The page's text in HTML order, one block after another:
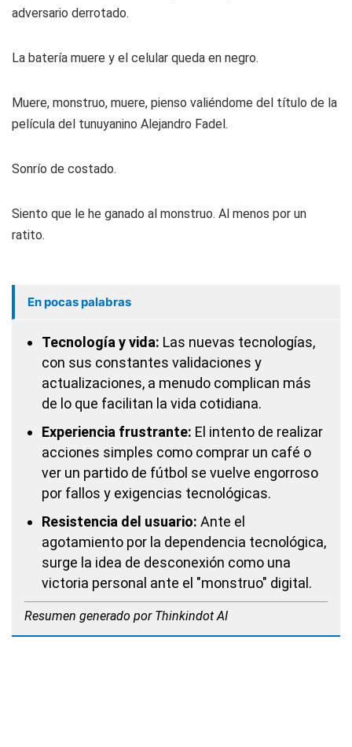
adversario derrotado.
La batería muere y el celular queda en negro.
Muere, monstruo, muere, pienso valiéndome del título de la
película del tunuyanino Alejandro Fadel.
Sonrío de costado.
Siento que le he ganado al monstruo. Al menos por un
ratito.
En pocas palabras
Tecnología y vida: Las nuevas tecnologías,
con sus constantes validaciones y
actualizaciones, a menudo complican más
de lo que facilitan la vida cotidiana.
Experiencia frustrante: El intento de realizar
acciones simples como comprar un café o
ver un partido de fútbol se vuelve engorroso
por fallos y exigencias tecnológicas.
Resistencia del usuario: Ante el
agotamiento por la dependencia tecnológica,
surge la idea de desconexión como una
victoria personal ante el "monstruo" digital.
Resumen generado por Thinkindot AI